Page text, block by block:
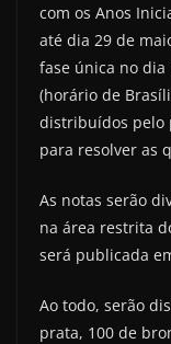
com os Anos
até dia 29 de
fase única no dia
(horário de
distribuídos pelo
para resolver as
As notas serão
na área restrita
será publicada
Ao todo, serão
prata, 100 de